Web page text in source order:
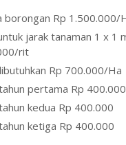
borongan Rp 1.500.000/
jarak tanaman 1 x 1
rit
Rp 700.000/Ha
pertama Rp 400.000
kedua Rp 400.000
ketiga Rp 400.000